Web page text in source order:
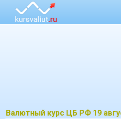
Bалютный курс ЦБ РФ 19